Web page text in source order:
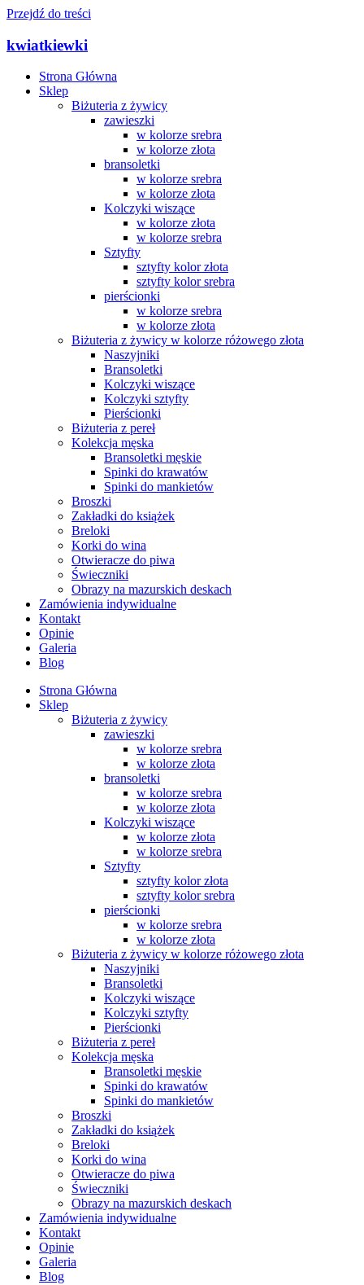
Przejdź do treści
kwiatkiewki
Strona Główna
Sklep
Biżuteria z żywicy
zawieszki
w kolorze srebra
w kolorze złota
bransoletki
w kolorze srebra
w kolorze złota
Kolczyki wiszące
w kolorze złota
w kolorze srebra
Sztyfty
sztyfty kolor złota
sztyfty kolor srebra
pierścionki
w kolorze srebra
w kolorze złota
Biżuteria z żywicy w kolorze różowego złota
Naszyjniki
Bransoletki
Kolczyki wiszące
Kolczyki sztyfty
Pierścionki
Biżuteria z pereł
Kolekcja męska
Bransoletki męskie
Spinki do krawatów
Spinki do mankietów
Broszki
Zakładki do książek
Breloki
Korki do wina
Otwieracze do piwa
Świeczniki
Obrazy na mazurskich deskach
Zamówienia indywidualne
Kontakt
Opinie
Galeria
Blog
Strona Główna
Sklep
Biżuteria z żywicy
zawieszki
w kolorze srebra
w kolorze złota
bransoletki
w kolorze srebra
w kolorze złota
Kolczyki wiszące
w kolorze złota
w kolorze srebra
Sztyfty
sztyfty kolor złota
sztyfty kolor srebra
pierścionki
w kolorze srebra
w kolorze złota
Biżuteria z żywicy w kolorze różowego złota
Naszyjniki
Bransoletki
Kolczyki wiszące
Kolczyki sztyfty
Pierścionki
Biżuteria z pereł
Kolekcja męska
Bransoletki męskie
Spinki do krawatów
Spinki do mankietów
Broszki
Zakładki do książek
Breloki
Korki do wina
Otwieracze do piwa
Świeczniki
Obrazy na mazurskich deskach
Zamówienia indywidualne
Kontakt
Opinie
Galeria
Blog